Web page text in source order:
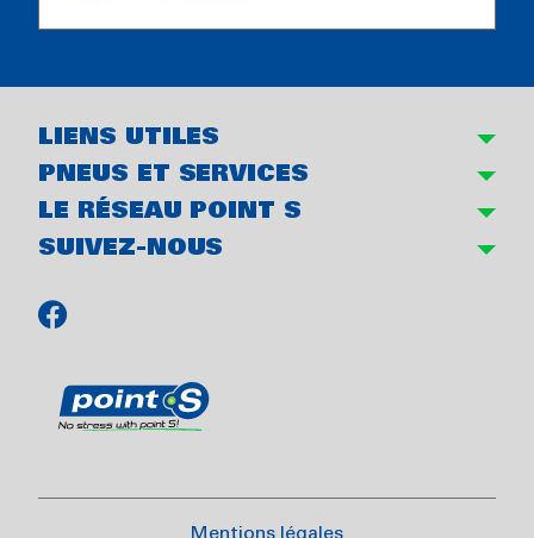
LIENS UTILES
PNEUS ET SERVICES
LE RÉSEAU POINT S
SUIVEZ-NOUS
Mentions légales